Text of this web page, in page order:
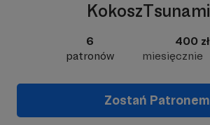
KokoszTsunami
6
patronów
400 zł
miesięcznie
Zostań Patronem